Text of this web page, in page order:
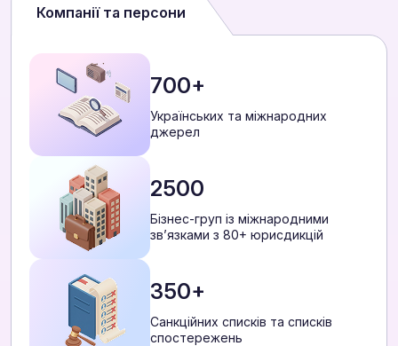
Компанії та персони
700+
Українських та міжнародних
джерел
2500
Бізнес-груп із міжнародними
звʼязками з 80+ юрисдикцій
350+
Санкційних списків та списків
спостережень